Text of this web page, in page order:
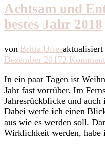
Achtsam und
bestes Jahr 2018
von Britta Ultesaktualisiert
Dezember 20172
In ein paar Tagen ist
Jahr fast vorrüber. Im
Jahresrückblicke und auch
Dabei werfe ich einen
aus wie es werden soll.
Wirklichkeit werden, habe